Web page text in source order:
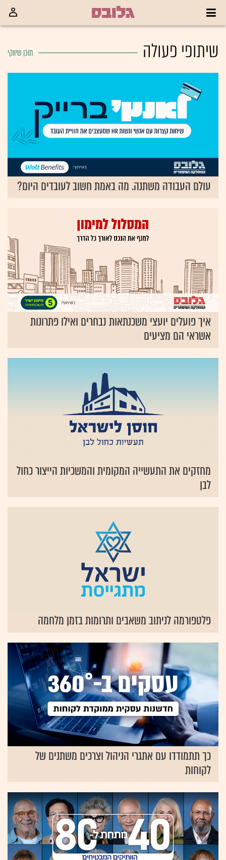
שיתופי פעולה
עולם העבודה משתנה. מה באמת חשוב לעובדים היום?
איך פועלים יועצי משכנתאות נבחרים ואילו פתרונות
אשראי הם מציעים
מחזקים את התעשייה המקומית והמשכיות הייצור כחול
לבן
פלטפורמה לניתוב משאבים ותרומות בזמן מלחמה
כך תתמודדו עם אתגרי הניהול וצרכים משתנים של
לקוחות